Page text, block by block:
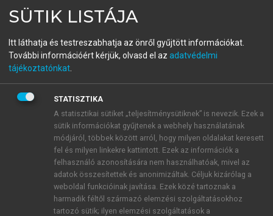
fiókoddal,vagy hozz létre új fiókot.
A regisztráció után apróbaidőszakautomatikusan
BELÉPÉS SAJÁT FIÓKKAL
ÚJ FIÓK LÉTREHOZÁSA
1 óra díjmentes hozzáférés
E-MAIL-CÍM
SÜTIK LISTÁJA
Itt láthatja és testreszabhatja az önről gyűjtött információkat.
További információért kérjük, olvasd el az adatvédelmi
tájékoztatónkat
STATISZTIKA
A statisztikai sütiket „teljesítménysütiknek” is nevezik. Ezek a
sütik információkat gyűjtenek a webhely használatának
módjáról, többek között arról, hogy milyen oldalakat keresett
fel és milyen linkekre kattintott. Ezek az információk a
felhasználó azonosítására nem használhatóak, mivel az
adatok összesítettek és anonimizáltak. Céljuk kizárólag a
weboldal funkcióinak javítása. Ezek közé tartoznak a
harmadik féltől származó elemzési szolgáltatásokhoz
tartozó sütik; ilyen elemzési szolgáltatások a